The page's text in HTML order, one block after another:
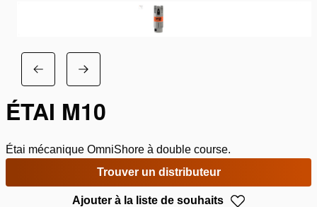
ÉTAI M10
Étai mécanique OmniShore à double course.
Trouver un distributeur
Ajouter à la liste de souhaits